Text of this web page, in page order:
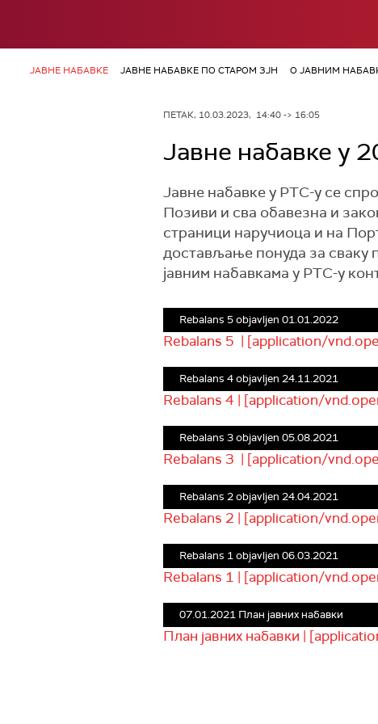
ЈАВНЕ НАБАВКЕ ЈАВНЕ НАБАВКЕ ПО СТАРОМ ЗЈН О ЈАВНИМ
ПЕТАК, 10.03.2023, 14:40 -> 16:05
Јавне набавке у
Jавне набавке у РТС-у се
Позиви и сва обавезна и
страници наручиоца и на
достављање понуда за сваку
јавним набавкама у РТС-у
Rebalans 5 objavljen 01.01.2022
Rebalans 5 | [application/
Rebalans 4 objavljen 24.11.2021
Rebalans 4 | [application/
Rebalans 3 objavljen 05.08.2021
Rebalans 3 | [application/
Rebalans 2 objavljen 24.04.2021
Rebalans 2 | [application/
Rebalans 1 objavljen 06.03.2021
Rebalans 1 | [application/
07.01.2021 План јавних набавки
План јавних набавки |